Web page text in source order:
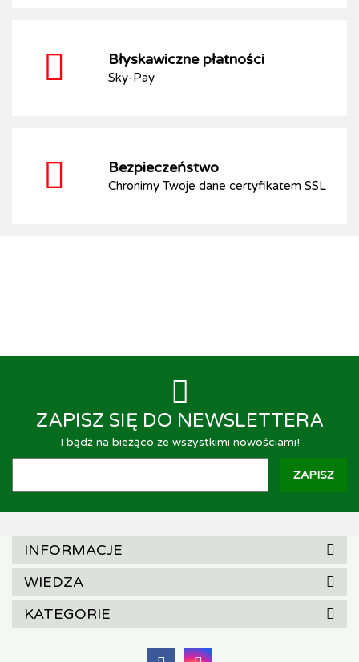
Błyskawiczne płatności
Sky-Pay
Bezpieczeństwo
Chronimy Twoje dane certyfikatem SSL
ZAPISZ SIĘ DO NEWSLETTERA
I bądź na bieżąco ze wszystkimi nowościami!
INFORMACJE
WIEDZA
KATEGORIE